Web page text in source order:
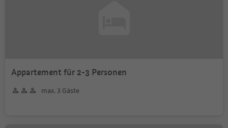
Appartement für 2-3 Personen
max. 3 Gäste